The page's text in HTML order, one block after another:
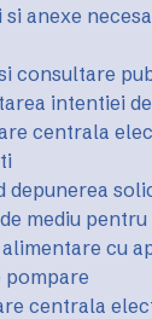
anexe
consultare
intentiei
centrala
mediu
cu
pompare
centrala